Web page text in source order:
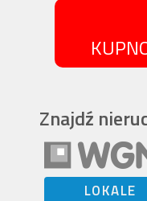
Znajdź
LOKALE